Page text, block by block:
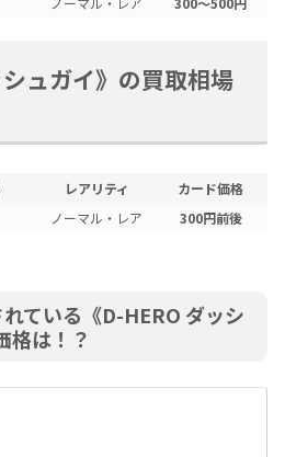
シュガイ》の買取相場
レアリティ
カード価格
ノーマル・レア
300円前後
ている《D-HERO ダッシ
格は！？